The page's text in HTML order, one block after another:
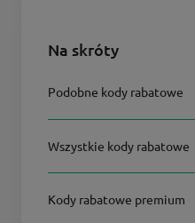
Na skróty
Podobne kody rabatowe
Wszystkie kody rabatowe
Kody rabatowe premium